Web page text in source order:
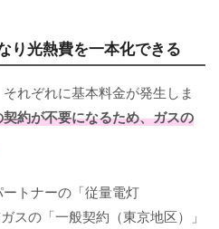
り光熱費を一本化できる
れぞれに基本料金が発生しま
約が不要になるため、ガスの
トナーの「従量電灯
スの「一般契約（東京地区）」